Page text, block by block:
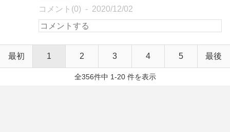
コメント(0) 2020/12/02
最初 1 2 3 4 5 最後
全356件中 1-20 件を表示